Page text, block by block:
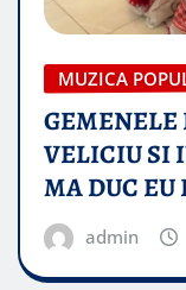
MUZICA
VELICIU SI
MA DUC
admin